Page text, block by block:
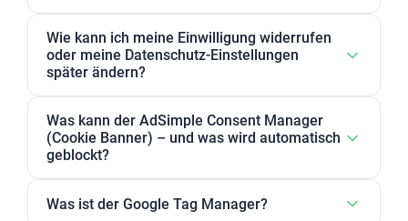
nicht notwendig eingestuft haben, kann in den
Datenschutz-Einstellungen abgelehnt werden. Sie
Zweckgruppen akzeptieren oder ablehnen.
Wie kann ich meine Einwilligung widerrufen
oder meine Datenschutz-Einstellungen
später ändern?
ändern. Außerdem können Sie Ihre Zustimmung
jederzeit widerrufen, indem Sie Ihre Einwilligungen
Was kann der AdSimple Consent Manager
(Cookie Banner) – und was wird automatisch
geblockt?
JavaScript-Lösung oder WordPress-Plugin verfügbar
Was ist der Google Tag Manager?